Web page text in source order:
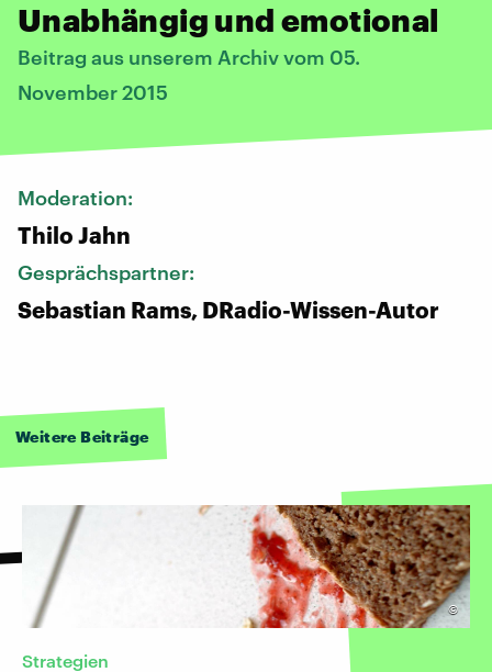
Unabhängig und emotional
Beitrag aus unserem Archiv vom 05.
November 2015
Moderation:
Thilo Jahn
Gesprächspartner:
Sebastian Rams, DRadio-Wissen-Autor
Weitere Beiträge
©
Strategien